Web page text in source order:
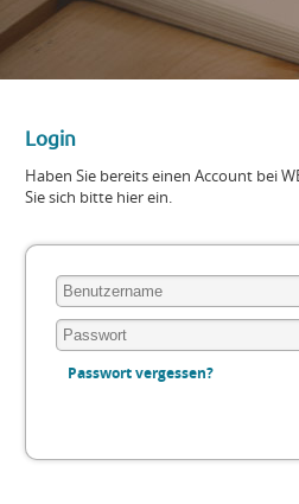
Login
Haben Sie bereits einen Account bei
Sie sich bitte hier ein.
Passwort vergessen?